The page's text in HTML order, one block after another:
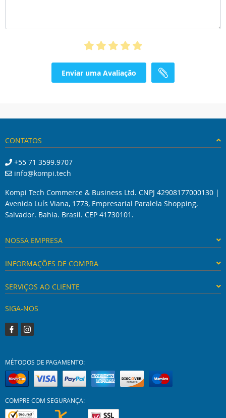
Enviar uma Avaliação
CONTATOS
+55 71 3599.9707
info@kompi.tech
Kompi Tech Commerce & Business Ltd. CNPJ 42908177000130 |
Avenida Luís Viana, 1773, Empresarial Paralela Shopping,
Salvador. Bahia. Brasil. CEP 41730101.
NOSSA EMPRESA
INFORMAÇÕES DE COMPRA
SERVIÇOS AO CLIENTE
SIGA-NOS
MÉTODOS DE PAGAMENTO:
COMPRE COM SEGURANÇA: